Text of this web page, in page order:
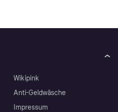
Wikipink
Anti-Geldwäsche
Impressum